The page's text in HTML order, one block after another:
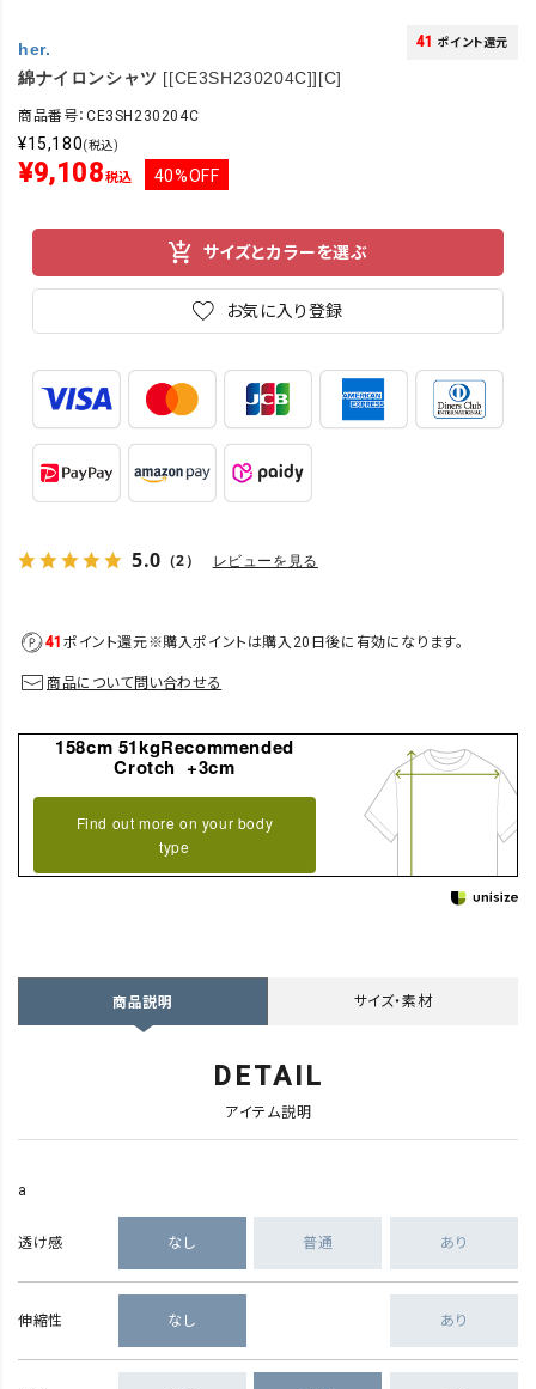
her.
綿ナイロンシャツ [[CE3SH230204C]][C]
41 ポイント還元
商品番号：CE3SH230204C
¥15,180(税込)
¥9,108税込 40%OFF
サイズとカラーを選ぶ
お気に入り登録
5.0 （2） レビューを見る
41 ポイント還元※購入ポイントは購入20日後に有効になります。
商品について問い合わせる
158cm 51kgRecommended
Crotch +3cm
Find out more on your body
type
商品説明 サイズ・素材
DETAIL
アイテム説明
a
透け感 なし 普通 あり
伸縮性 なし あり